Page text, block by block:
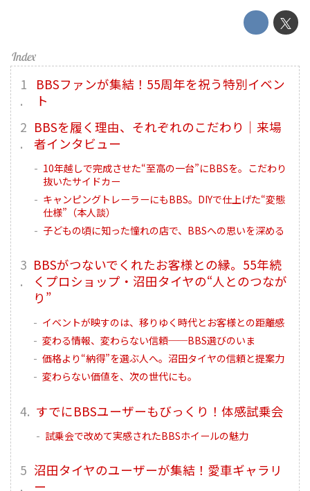
BBSファンが集結！55周年を祝う特別イベン
ト
BBSを履く理由、それぞれのこだわり｜来場
者インタビュー
10年越しで完成させた“至高の一台”にBBSを。こだわり
抜いたサイドカー
キャンピングトレーラーにもBBS。DIYで仕上げた“変態
仕様”（本人談）
子どもの頃に知った憧れの店で、BBSへの思いを深める
BBSがつないでくれたお客様との縁。55年続
くプロショップ・沼田タイヤの“人とのつなが
り”
イベントが映すのは、移りゆく時代とお客様との距離感
変わる情報、変わらない信頼──BBS選びのいま
価格より“納得”を選ぶ人へ。沼田タイヤの信頼と提案力
変わらない価値を、次の世代にも。
すでにBBSユーザーもびっくり！体感試乗会
試乗会で改めて実感されたBBSホイールの魅力
沼田タイヤのユーザーが集結！愛車ギャラリ
ー